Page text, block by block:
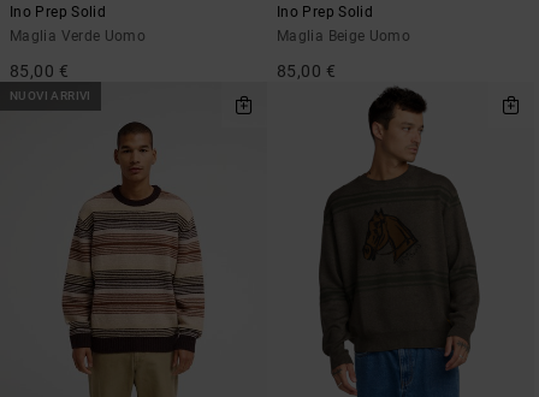
Ino Prep Solid
Maglia Verde Uomo
85,00 €
Ino Prep Solid
Maglia Beige Uomo
85,00 €
NUOVI ARRIVI